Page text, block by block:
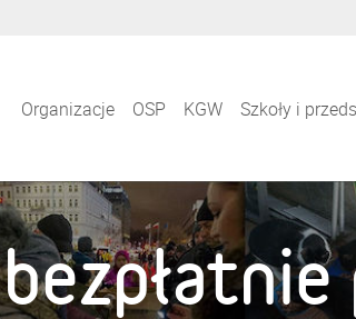
Organizacje OSP KGW Szkoły i